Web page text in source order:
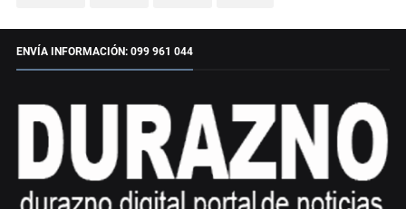
ENVÍA INFORMACIÓN: 099 961 044